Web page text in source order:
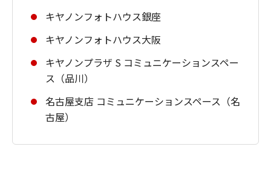
キヤノンフォトハウス銀座
キヤノンフォトハウス大阪
キヤノンプラザ S コミュニケーションスペー
ス（品川）
名古屋支店 コミュニケーションスペース（名
古屋）